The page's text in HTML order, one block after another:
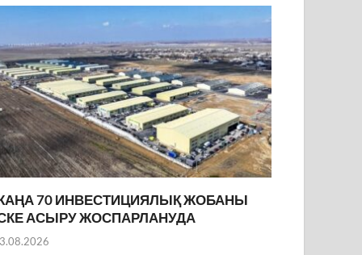
70 ИНВЕСТИЦИЯЛЫҚ ЖОБАНЫ
АСЫРУ ЖОСПАРЛАНУДА